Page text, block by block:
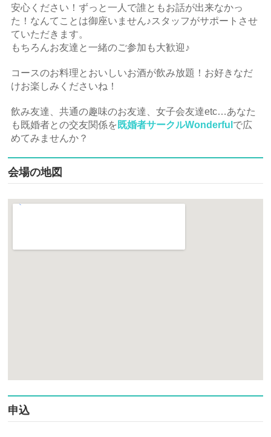
安心ください！ずっと一人で誰ともお話が出来なかっ
た！なんてことは御座いません♪スタッフがサポートさせ
ていただきます。
もちろんお友達と一緒のご参加も大歓迎♪
コースのお料理とおいしいお酒が飲み放題！お好きなだ
けお楽しみくださいね！
飲み友達、共通の趣味のお友達、女子会友達etc…あなた
も既婚者との交友関係を 既婚者サークルWonderful で広
めてみませんか？
会場の地図
申込